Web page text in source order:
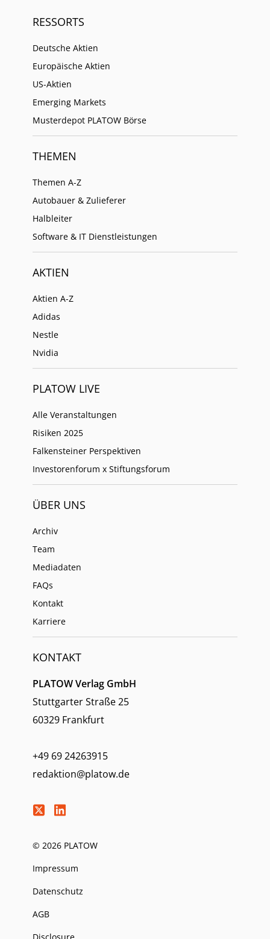
RESSORTS
Deutsche Aktien
Europäische Aktien
US-Aktien
Emerging Markets
Musterdepot PLATOW Börse
THEMEN
Themen A-Z
Autobauer & Zulieferer
Halbleiter
Software & IT Dienstleistungen
AKTIEN
Aktien A-Z
Adidas
Nestle
Nvidia
PLATOW LIVE
Alle Veranstaltungen
Risiken 2025
Falkensteiner Perspektiven
Investorenforum x Stiftungsforum
ÜBER UNS
Archiv
Team
Mediadaten
FAQs
Kontakt
Karriere
KONTAKT
PLATOW Verlag GmbH
Stuttgarter Straße 25
60329 Frankfurt
+49 69 24263915
redaktion@platow.de
© 2026 PLATOW
Impressum
Datenschutz
AGB